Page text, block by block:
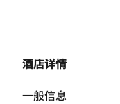
酒店详情
一般信息